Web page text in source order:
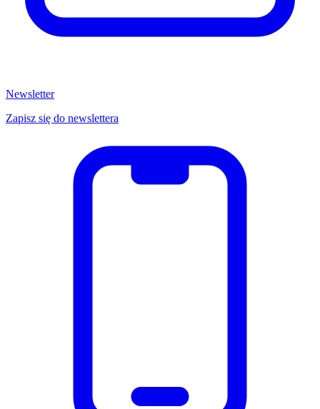
Newsletter
Zapisz się do newslettera